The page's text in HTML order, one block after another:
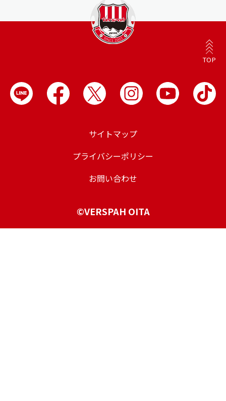
TOP
サイトマップ
プライバシーポリシー
お問い合わせ
©VERSPAH OITA